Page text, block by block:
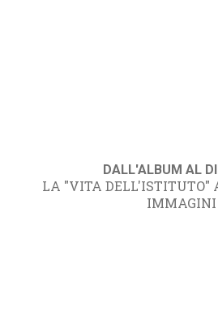
DALL'ALBUM AL
LA "VITA DELL'ISTITUTO"
IMMAGINI